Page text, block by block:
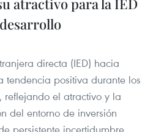
directa (IED) hacia
tendencia positiva durante los
reflejando el atractivo y la
del entorno de inversión
persistente incertidumbre